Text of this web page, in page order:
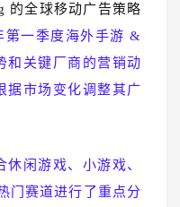
的全球移动广告策略
第一季度海外手游 &
和关键厂商的营销动
据市场变化调整其广
休闲游戏、小游戏、
门赛道进行了重点分